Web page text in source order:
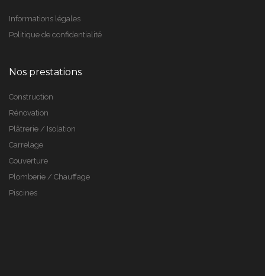
Informations légales
Politique de confidentialité
Nos prestations
Construction
Rénovation
Plâtrerie / Isolation
Carrelage
Couverture
Plomberie / Chauffage
Piscines